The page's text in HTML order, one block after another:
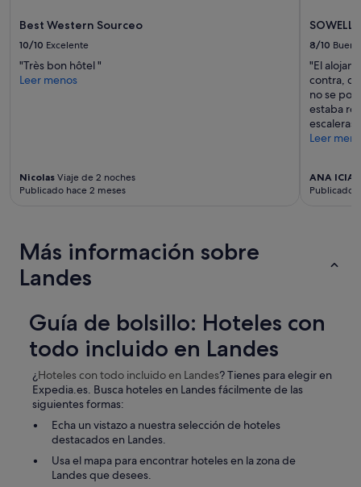
Best Western Sourceo
10/10 Excelente
"Très bon hôtel "
Leer menos
Nicolas Viaje de 2 noches
Publicado hace 2 meses
SOWELL
8/10 Bueno
"El
contra,
no se
estaba
escaleras"
Leer
ANA ICIAR
Publicado
Más información sobre
Landes
Guía de bolsillo: Hoteles con
todo incluido en Landes
¿Hoteles con todo incluidoen Landes? Tienes para elegir en
Expedia.es. Busca hoteles en Landes fácilmente de las
siguientes formas:
Echa un vistazo a nuestra selección de hoteles
destacados en Landes.
Usa el mapa para encontrar hoteles en la zona de
Landes que desees.